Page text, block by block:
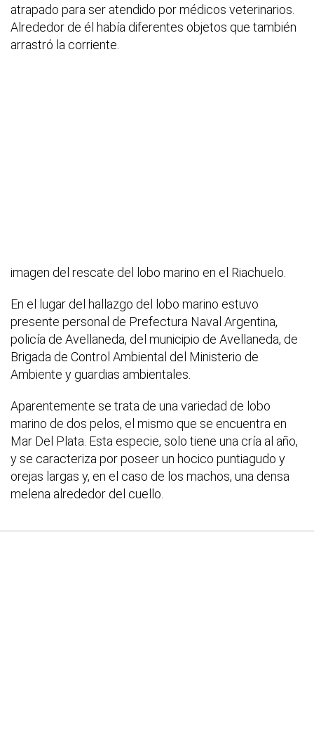
atrapado para ser atendido por médicos veterinarios.
Alrededor de él había diferentes objetos que también
arrastró la corriente.
imagen del rescate del lobo marino en el Riachuelo.
En el lugar del hallazgo del lobo marino estuvo
presente personal de Prefectura Naval Argentina,
policía de Avellaneda, del municipio de Avellaneda, de
Brigada de Control Ambiental del Ministerio de
Ambiente y guardias ambientales.
Aparentemente se trata de una variedad de lobo
marino de dos pelos, el mismo que se encuentra en
Mar Del Plata. Esta especie, solo tiene una cría al año,
y se caracteriza por poseer un hocico puntiagudo y
orejas largas y, en el caso de los machos, una densa
melena alrededor del cuello.